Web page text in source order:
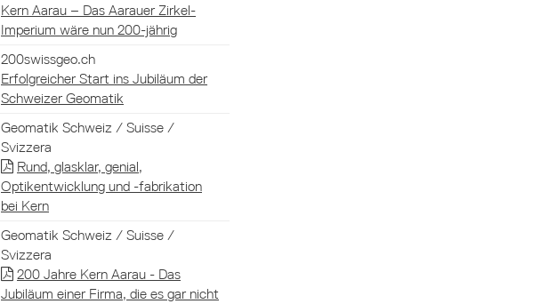
Kern Aarau – Das Aarauer Zirkel-
Imperium wäre nun 200-jährig
200swissgeo.ch
Erfolgreicher Start ins Jubiläum der
Schweizer Geomatik
Geomatik Schweiz / Suisse /
Svizzera
Rund, glasklar, genial,
Optikentwicklung und -fabrikation
bei Kern
Geomatik Schweiz / Suisse /
Svizzera
200 Jahre Kern Aarau - Das
Jubiläum einer Firma, die es gar nicht